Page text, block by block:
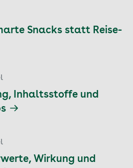
Snacks statt Reise-
Inhaltsstoffe und
Wirkung und